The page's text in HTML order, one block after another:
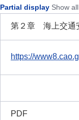
Partial display Show all
第２章 海上交通
https://
PDF